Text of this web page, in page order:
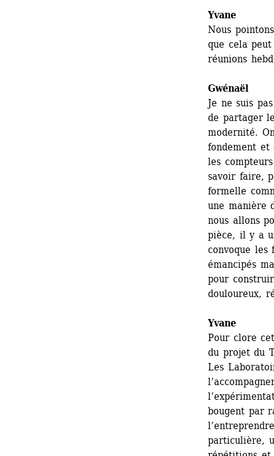
Yvane
Nous
que cela
réunions
Gwénaël
Je ne suis
de partager
modernité.
fondement et
les
savoir faire,
formelle
une manière
nous allons
pièce, il y a
convoque les
émancipés
pour
douloureux,
Yvane
Pour clore
du projet du
Les
bougent par
particulière,